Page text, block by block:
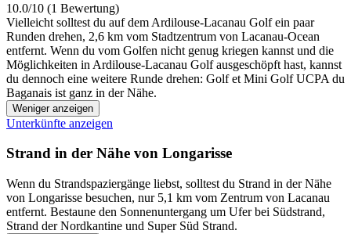
10.0/10 (1 Bewertung)
Vielleicht solltest du auf dem Ardilouse-Lacanau Golf ein paar
Runden drehen, 2,6 km vom Stadtzentrum von Lacanau-Ocean
entfernt. Wenn du vom Golfen nicht genug kriegen kannst und die
Möglichkeiten in Ardilouse-Lacanau Golf ausgeschöpft hast, kannst
du dennoch eine weitere Runde drehen: Golf et Mini Golf UCPA du
Baganais ist ganz in der Nähe.
Weniger anzeigen
Unterkünfte anzeigen
Strand in der Nähe von Longarisse
Wenn du Strandspaziergänge liebst, solltest du Strand in der Nähe
von Longarisse besuchen, nur 5,1 km vom Zentrum von Lacanau
entfernt. Bestaune den Sonnenuntergang um Ufer bei Südstrand,
Strand der Nordkantine und Super Süd Strand.